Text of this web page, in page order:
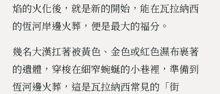
焰的火化後，就是新的開始，能在瓦拉納西
的恆河岸邊火葬，便是最大的福分。
幾名大漢扛著被黃色、金色或紅色濕布裹著
的遺體，穿梭在細窄蜿蜒的小巷裡，準備到
恆河邊火葬，這是瓦拉納西常見的「街